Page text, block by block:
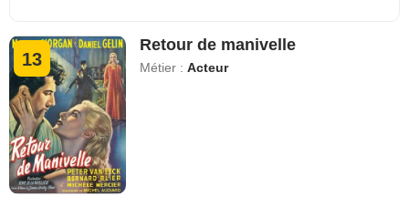
13
Retour de manivelle
Métier :Acteur